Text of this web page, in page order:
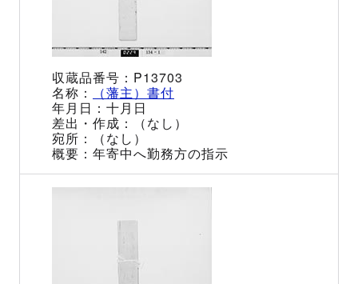
P13703
（藩主）書付
十月日
（なし）
（なし）
年寄中へ勤務方の指示